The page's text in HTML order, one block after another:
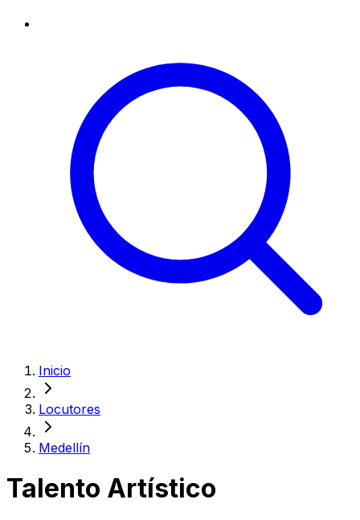
Inicio
Locutores
Medellín
Talento Artístico